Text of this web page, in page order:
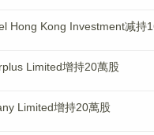
Hong Kong Investment减持
Limited增持20萬股
Limited增持20萬股